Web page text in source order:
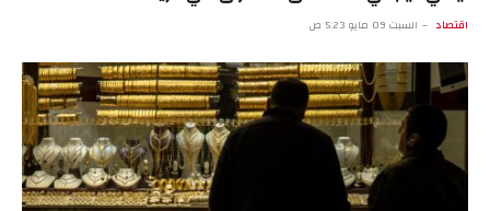
اقتصاد السبت 09 مايو 5:23 ص